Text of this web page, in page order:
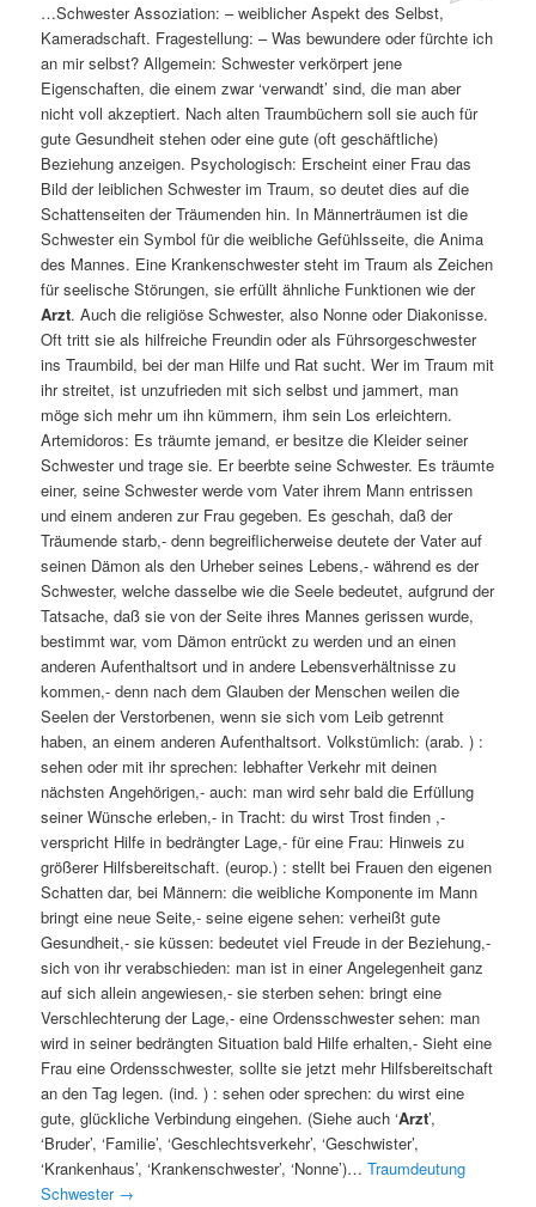
…Schwester Assoziation: – weiblicher Aspekt des Selbst,
Kameradschaft. Fragestellung: – Was bewundere oder fürchte ich
an mir selbst? Allgemein: Schwester verkörpert jene
Eigenschaften, die einem zwar ‘verwandt’ sind, die man aber
nicht voll akzeptiert. Nach alten Traumbüchern soll sie auch für
gute Gesundheit stehen oder eine gute (oft geschäftliche)
Beziehung anzeigen. Psychologisch: Erscheint einer Frau das
Bild der leiblichen Schwester im Traum, so deutet dies auf die
Schattenseiten der Träumenden hin. In Männerträumen ist die
Schwester ein Symbol für die weibliche Gefühlsseite, die Anima
des Mannes. Eine Krankenschwester steht im Traum als Zeichen
für seelische Störungen, sie erfüllt ähnliche Funktionen wie der
Arzt. Auch die religiöse Schwester, also Nonne oder Diakonisse.
Oft tritt sie als hilfreiche Freundin oder als Führsorgeschwester
ins Traumbild, bei der man Hilfe und Rat sucht. Wer im Traum mit
ihr streitet, ist unzufrieden mit sich selbst und jammert, man
möge sich mehr um ihn kümmern, ihm sein Los erleichtern.
Artemidoros: Es träumte jemand, er besitze die Kleider seiner
Schwester und trage sie. Er beerbte seine Schwester. Es träumte
einer, seine Schwester werde vom Vater ihrem Mann entrissen
und einem anderen zur Frau gegeben. Es geschah, daß der
Träumende starb,- denn begreiflicherweise deutete der Vater auf
seinen Dämon als den Urheber seines Lebens,- während es der
Schwester, welche dasselbe wie die Seele bedeutet, aufgrund der
Tatsache, daß sie von der Seite ihres Mannes gerissen wurde,
bestimmt war, vom Dämon entrückt zu werden und an einen
anderen Aufenthaltsort und in andere Lebensverhältnisse zu
kommen,- denn nach dem Glauben der Menschen weilen die
Seelen der Verstorbenen, wenn sie sich vom Leib getrennt
haben, an einem anderen Aufenthaltsort. Volkstümlich: (arab. ) :
sehen oder mit ihr sprechen: lebhafter Verkehr mit deinen
nächsten Angehörigen,- auch: man wird sehr bald die Erfüllung
seiner Wünsche erleben,- in Tracht: du wirst Trost finden ,-
verspricht Hilfe in bedrängter Lage,- für eine Frau: Hinweis zu
größerer Hilfsbereitschaft. (europ.) : stellt bei Frauen den eigenen
Schatten dar, bei Männern: die weibliche Komponente im Mann
bringt eine neue Seite,- seine eigene sehen: verheißt gute
Gesundheit,- sie küssen: bedeutet viel Freude in der Beziehung,-
sich von ihr verabschieden: man ist in einer Angelegenheit ganz
auf sich allein angewiesen,- sie sterben sehen: bringt eine
Verschlechterung der Lage,- eine Ordensschwester sehen: man
wird in seiner bedrängten Situation bald Hilfe erhalten,- Sieht eine
Frau eine Ordensschwester, sollte sie jetzt mehr Hilfsbereitschaft
an den Tag legen. (ind. ) : sehen oder sprechen: du wirst eine
gute, glückliche Verbindung eingehen. (Siehe auch ‘Arzt’,
‘Bruder’, ‘Familie’, ‘Geschlechtsverkehr’, ‘Geschwister’,
‘Krankenhaus’, ‘Krankenschwester’, ‘Nonne’)…Traumdeutung
Schwester →